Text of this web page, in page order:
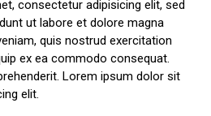
consectetur adipisicing elit, sed
ut labore et dolore magna
quis nostrud exercitation
ex ea commodo consequat.
Lorem ipsum dolor sit
elit.